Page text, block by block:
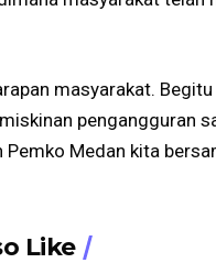
masyarakat.
pengangguran
Pemko Medan kita
Like